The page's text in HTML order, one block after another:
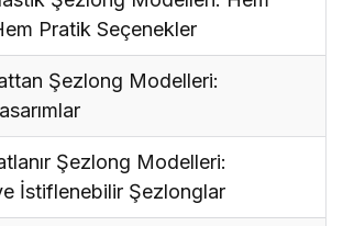
Pratik Seçenekler
Şezlong Modelleri:
Şezlong Modelleri:
İstiflenebilir Şezlonglar